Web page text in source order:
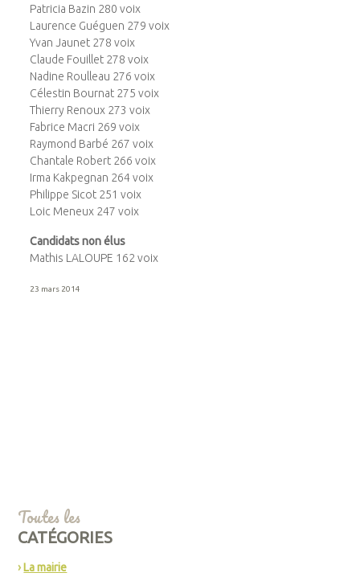
Patricia Bazin 280 voix
Laurence Guéguen 279 voix
Yvan Jaunet 278 voix
Claude Fouillet 278 voix
Nadine Roulleau 276 voix
Célestin Bournat 275 voix
Thierry Renoux 273 voix
Fabrice Macri 269 voix
Raymond Barbé 267 voix
Chantale Robert 266 voix
Irma Kakpegnan 264 voix
Philippe Sicot 251 voix
Loic Meneux 247 voix
Candidats non élus
Mathis LALOUPE 162 voix
23 mars 2014
Toutes les
CATÉGORIES
La mairie